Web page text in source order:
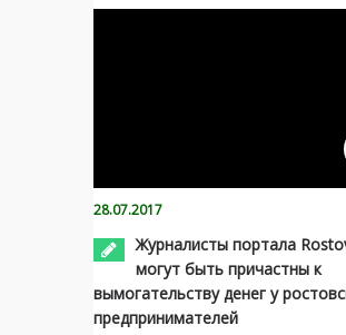
28.07.2017
Журналисты портала
могут быть причастны к
вымогательству денег у
предпринимателей